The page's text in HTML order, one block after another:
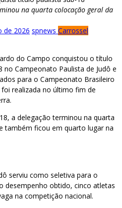
na quarta colocação geral da
de 2026 spnews Carrossel
do Campo conquistou o título
Campeonato Paulista de Judô e
para o Campeonato Brasileiro
realizada no último fim de
a delegação terminou na quarta
também ficou em quarto lugar na
serviu como seletiva para o
desempenho obtido, cinco atletas
na competição nacional.